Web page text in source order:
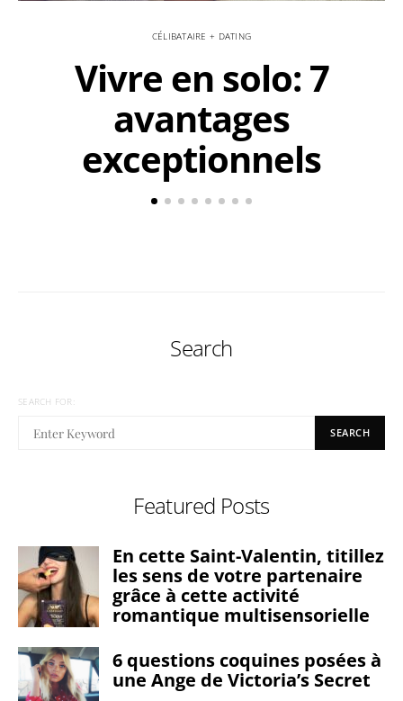
CÉLIBATAIRE + DATING
Vivre en solo: 7
avantages
exceptionnels
Search
SEARCH FOR:
SEARCH
Featured Posts
En cette Saint-Valentin, titillez
les sens de votre partenaire
grâce à cette activité
romantique multisensorielle
6 questions coquines posées à
une Ange de Victoria’s Secret